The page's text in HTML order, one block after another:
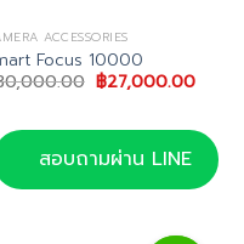
ACCESSORIES
Focus 10000
Original
price
฿30,000.00.
฿27,000.00
฿
สอบถามผ่าน LINE